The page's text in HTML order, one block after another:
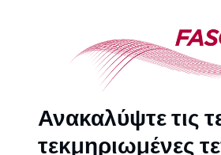
Ανακαλύψτε τις
τεκμηριωμένες